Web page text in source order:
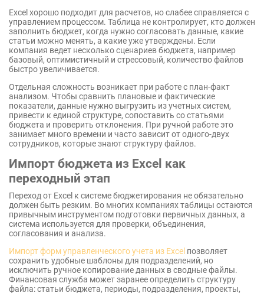
Excel хорошо подходит для расчетов, но слабее справляется с
управлением процессом. Таблица не контролирует, кто должен
заполнить бюджет, когда нужно согласовать данные, какие
статьи можно менять, а какие уже утверждены. Если
компания ведет несколько сценариев бюджета, например
базовый, оптимистичный и стрессовый, количество файлов
быстро увеличивается.
Отдельная сложность возникает при работе с план-факт
анализом. Чтобы сравнить плановые и фактические
показатели, данные нужно выгрузить из учетных систем,
привести к единой структуре, сопоставить со статьями
бюджета и проверить отклонения. При ручной работе это
занимает много времени и часто зависит от одного-двух
сотрудников, которые знают структуру файлов.
Импорт бюджета из Excel как
переходный этап
Переход от Excel к системе бюджетирования не обязательно
должен быть резким. Во многих компаниях таблицы остаются
привычным инструментом подготовки первичных данных, а
система используется для проверки, объединения,
согласования и анализа.
Импорт форм управленческого учета из Excel позволяет
сохранить удобные шаблоны для подразделений, но
исключить ручное копирование данных в сводные файлы.
Финансовая служба может заранее определить структуру
файла: статьи бюджета, периоды, подразделения, проекты,